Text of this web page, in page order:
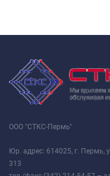
ООО "СТКС-Пермь"
Юр. адрес: 614025, г. Пермь,
313